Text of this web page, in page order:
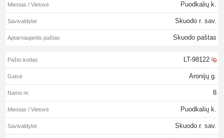
Puodkalių k.
Skuodo r. sav.
Skuodo paštas
LT-98122
Aronijų g.
8
Puodkalių k.
Skuodo r. sav.